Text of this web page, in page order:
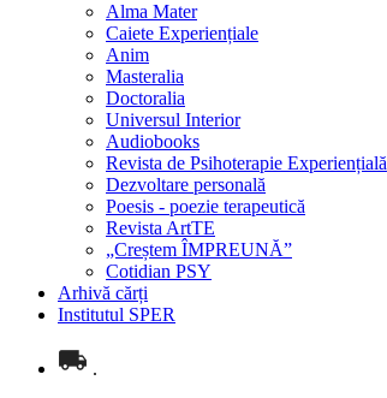
Alma Mater
Caiete Experiențiale
Anim
Masteralia
Doctoralia
Universul Interior
Audiobooks
Revista de Psihoterapie Experiențială
Dezvoltare personală
Poesis - poezie terapeutică
Revista ArtTE
„Creștem ÎMPREUNĂ”
Cotidian PSY
Arhivă cărți
Institutul SPER
.